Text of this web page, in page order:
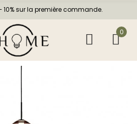
10% sur la première commande.
0